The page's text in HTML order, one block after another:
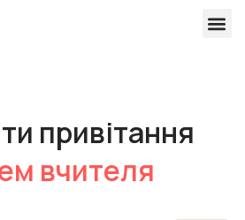
привітання
вчителя